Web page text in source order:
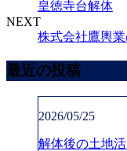
皇徳寺台解体
NEXT
株式会社鷹輿
最近の投稿
2026/05/25
解体後の土地